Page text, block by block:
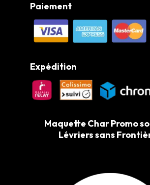
Paiement
Expédition
Maquette Char Promo
Lévriers sans